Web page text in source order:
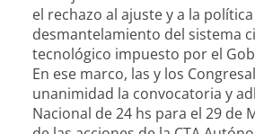
el rechazo al ajuste y a la
desmantelamiento del sistema
tecnológico impuesto por el
En ese marco, las y los
unanimidad la convocatoria y
Nacional de 24 hs para el 29 de